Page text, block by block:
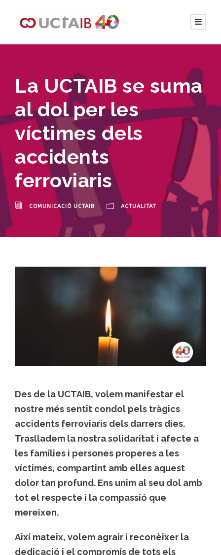
La UCTAIB se suma
al dol per les
víctimes dels
accidents
ferroviaris
COMUNICACIÓ UCTAIB ACTUALITAT
Des de la UCTAIB, volem manifestar el
nostre més sentit condol pels tràgics
accidents ferroviaris dels darrers dies.
Traslladem la nostra solidaritat i afecte a
les famílies i persones properes a les
víctimes, compartint amb elles aquest
dolor tan profund. Ens unim al seu dol amb
tot el respecte i la compassió que
mereixen.
Així mateix, volem agrair i reconèixer la
dedicació i el compromís de tots els